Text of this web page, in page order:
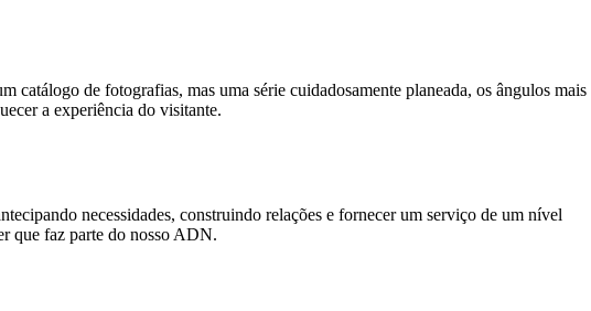
de fotografias, mas uma série cuidadosamente planeada, os ângulos mais
a experiência do visitante.
necessidades, construindo relações e fornecer um serviço de um nível
que faz parte do nosso ADN.